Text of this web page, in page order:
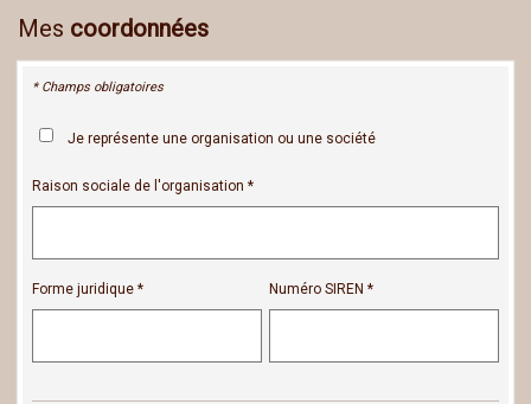
Mes coordonnées
* Champs obligatoires
Je représente une organisation ou une société
Raison sociale de l'organisation
Forme juridique Numéro SIREN